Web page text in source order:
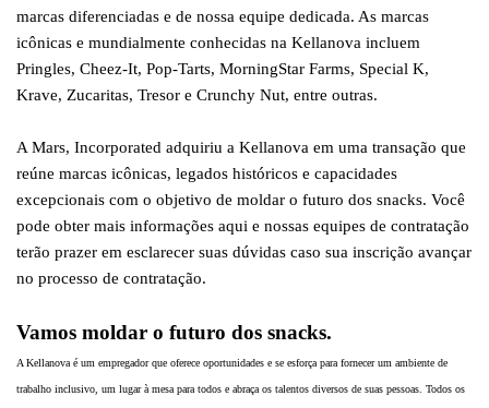
marcas diferenciadas e de nossa equipe dedicada. As marcas
icônicas e mundialmente conhecidas na Kellanova incluem
Pringles, Cheez-It, Pop-Tarts, MorningStar Farms, Special K,
Krave, Zucaritas, Tresor e Crunchy Nut, entre outras.
A Mars, Incorporated adquiriu a Kellanova em uma transação que
reúne marcas icônicas, legados históricos e capacidades
excepcionais com o objetivo de moldar o futuro dos snacks. Você
pode obter mais informações aqui e nossas equipes de contratação
terão prazer em esclarecer suas dúvidas caso sua inscrição avançar
no processo de contratação.
Vamos moldar o futuro dos snacks.
A Kellanova é um empregador que oferece oportunidades e se esforça para fornecer um ambiente de
trabalho inclusivo, um lugar à mesa para todos e abraça os talentos diversos de suas pessoas. Todos os